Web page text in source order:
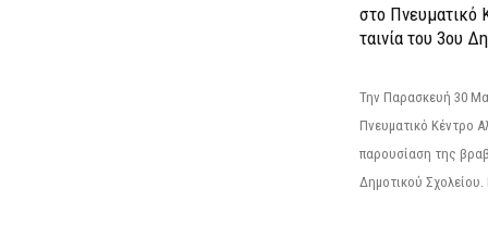
στο Πνευματικό
ταινία του 3ου
Την Παρασκευή 30
Πνευματικό Κέντρο
παρουσίαση της
Δημοτικού Σχολείου.